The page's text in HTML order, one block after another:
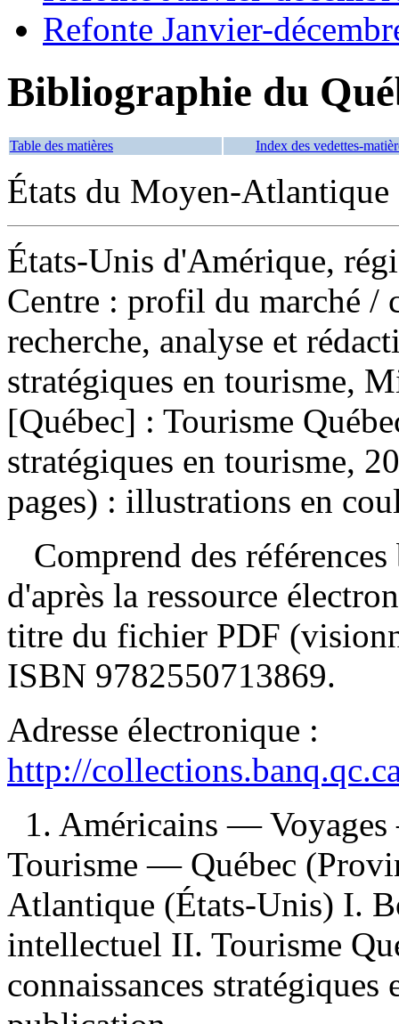
Refonte Janvier-
Bibliographie du
Table des matières Index des vedettes-
États du Moyen-
États-Unis d'Amérique,
Centre : profil du marché /
recherche, analyse et
stratégiques en tourisme,
[Québec] : Tourisme
stratégiques en tourisme,
pages) : illustrations en
Comprend des
d'après la ressource
titre du fichier PDF
ISBN 9782550713869.
Adresse électronique :
http://
1. Américains —
Tourisme — Québec
Atlantique (États-Unis) I.
intellectuel II. Tourisme
connaissances